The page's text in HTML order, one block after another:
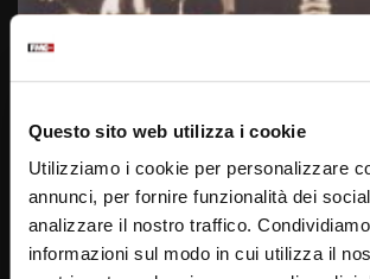
Questo sito web utilizza i cookie
Utilizziamo i cookie per personalizzare
annunci, per fornire funzionalità dei
analizzare il nostro traffico.
informazioni sul modo in cui utilizza il
04:03
La domanda di Padre Pio: “chi va
29/04/2022
147.5K